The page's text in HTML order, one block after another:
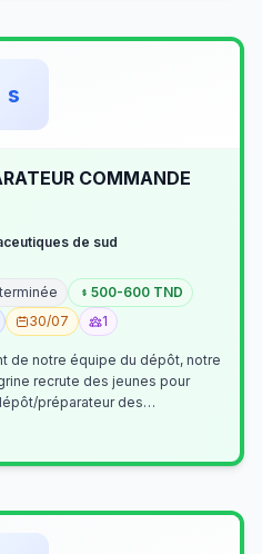
s
COMMANDE
de sud
500-600 TND
30/07 1
de notre équipe du dépôt, notre
jeunes pour
préparateur des